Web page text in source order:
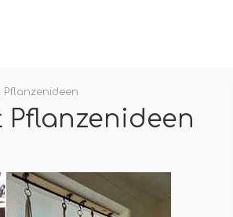
Pflanzenideen
Pflanzenideen